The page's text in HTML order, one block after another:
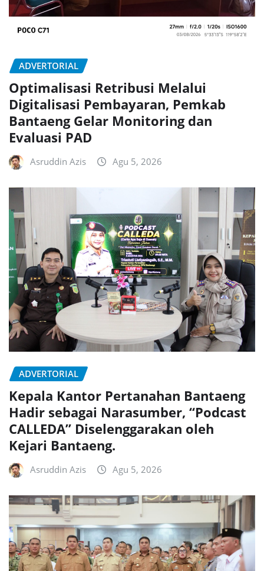
ADVERTORIAL
Optimalisasi Retribusi Melalui
Digitalisasi Pembayaran, Pemkab
Bantaeng Gelar Monitoring dan
Evaluasi PAD
Asruddin Azis Agu 5, 2026
ADVERTORIAL
Kepala Kantor Pertanahan Bantaeng
Hadir sebagai Narasumber, “Podcast
CALLEDA” Diselenggarakan oleh
Kejari Bantaeng.
Asruddin Azis Agu 5, 2026